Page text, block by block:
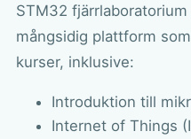
STM32 fjärrlaboratorium
mångsidig plattform
kurser, inklusive:
Introduktion till
Internet of Things